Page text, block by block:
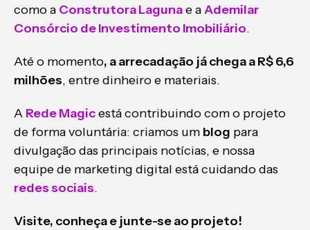
como a Construtora Lagunae aAdemilar
Consórcio de Investimento Imobiliário.
Até o momento, a arrecadação já chega a R$ 6,6
milhões, entre dinheiro e materiais.
A Rede Magicestá contribuindo com o projeto
de forma voluntária: criamos um blog para
divulgação das principais notícias, e nossa
equipe de marketing digital está cuidando das
redes sociais.
Visite, conheça e junte-se ao projeto!